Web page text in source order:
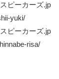
ピーカーズ.jp
yuki/
ピーカーズ.jp
risa/